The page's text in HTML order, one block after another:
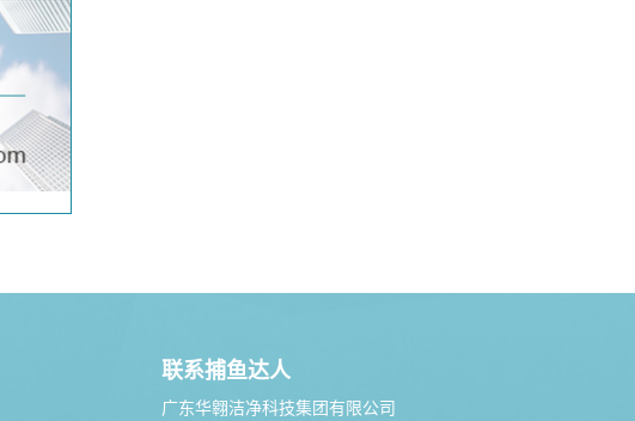
联系捕鱼达人
广东华翱洁净科技集团有限公司